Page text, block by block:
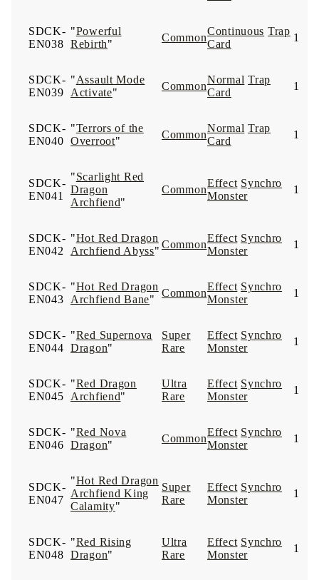
SDCK-
EN038
"Powerful
Rebirth"
Common
Continuous Trap
Card
1
SDCK-
EN039
"Assault Mode
Activate"
Common
Normal Trap
Card
1
SDCK-
EN040
"Terrors of the
Overroot"
Common
Normal Trap
Card
1
SDCK-
EN041
"Scarlight Red
Dragon
Archfiend"
Common
Effect Synchro
Monster
1
SDCK-
EN042
"Hot Red Dragon
Archfiend Abyss"
Common
Effect Synchro
Monster
1
SDCK-
EN043
"Hot Red Dragon
Archfiend Bane"
Common
Effect Synchro
Monster
1
SDCK-
EN044
"Red Supernova
Dragon"
Super
Rare
Effect Synchro
Monster
1
SDCK-
EN045
"Red Dragon
Archfiend"
Ultra
Rare
Effect Synchro
Monster
1
SDCK-
EN046
"Red Nova
Dragon"
Common
Effect Synchro
Monster
1
SDCK-
EN047
"Hot Red Dragon
Archfiend King
Calamity"
Super
Rare
Effect Synchro
Monster
1
SDCK-
EN048
"Red Rising
Dragon"
Ultra
Rare
Effect Synchro
Monster
1